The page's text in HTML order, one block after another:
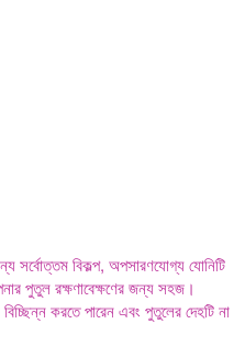
সর্বোত্তম বিকল্প, অপসারণযোগ্য যোনিটি
পুতুল রক্ষণাবেক্ষণের জন্য সহজ।
করতে পারেন এবং পুতুলের দেহটি না